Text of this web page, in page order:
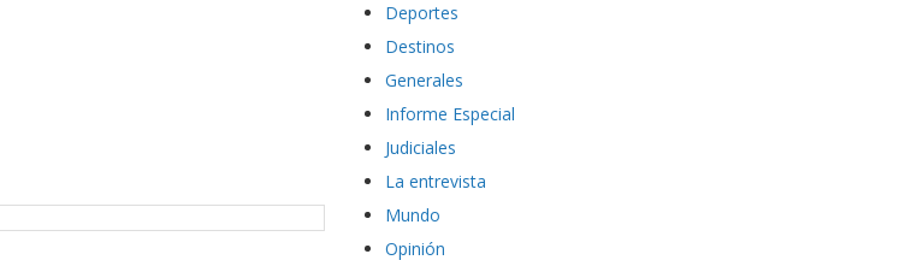
Deportes
Destinos
Generales
Informe Especial
Judiciales
La entrevista
Mundo
Opinión